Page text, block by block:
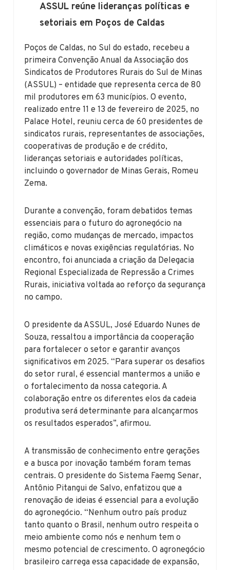
ASSUL reúne lideranças políticas e
setoriais em Poços de Caldas
Poços de Caldas, no Sul do estado, recebeu a
primeira Convenção Anual da Associação dos
Sindicatos de Produtores Rurais do Sul de Minas
(ASSUL) – entidade que representa cerca de 80
mil produtores em 63 municípios. O evento,
realizado entre 11 e 13 de fevereiro de 2025, no
Palace Hotel, reuniu cerca de 60 presidentes de
sindicatos rurais, representantes de associações,
cooperativas de produção e de crédito,
lideranças setoriais e autoridades políticas,
incluindo o governador de Minas Gerais, Romeu
Zema.
Durante a convenção, foram debatidos temas
essenciais para o futuro do agronegócio na
região, como mudanças de mercado, impactos
climáticos e novas exigências regulatórias. No
encontro, foi anunciada a criação da Delegacia
Regional Especializada de Repressão a Crimes
Rurais, iniciativa voltada ao reforço da segurança
no campo.
O presidente da ASSUL, José Eduardo Nunes de
Souza, ressaltou a importância da cooperação
para fortalecer o setor e garantir avanços
significativos em 2025. “Para superar os desafios
do setor rural, é essencial mantermos a união e
o fortalecimento da nossa categoria. A
colaboração entre os diferentes elos da cadeia
produtiva será determinante para alcançarmos
os resultados esperados”, afirmou.
A transmissão de conhecimento entre gerações
e a busca por inovação também foram temas
centrais. O presidente do Sistema Faemg Senar,
Antônio Pitangui de Salvo, enfatizou que a
renovação de ideias é essencial para a evolução
do agronegócio. “Nenhum outro país produz
tanto quanto o Brasil, nenhum outro respeita o
meio ambiente como nós e nenhum tem o
mesmo potencial de crescimento. O agronegócio
brasileiro carrega essa capacidade de expansão,